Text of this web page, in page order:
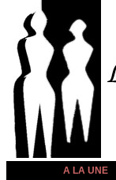
A LA UNE